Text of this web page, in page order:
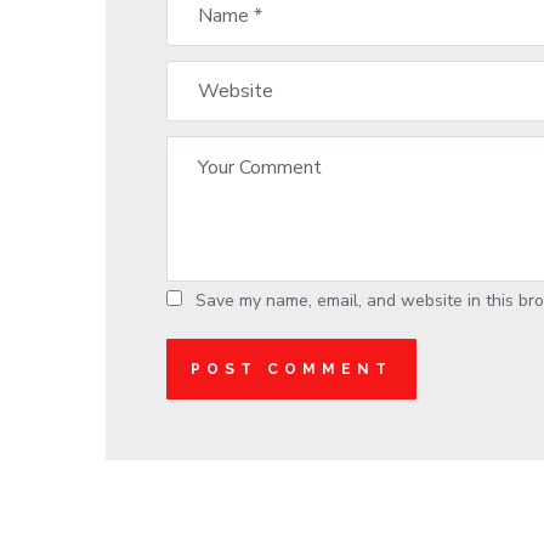
Save my name, email, and website in this